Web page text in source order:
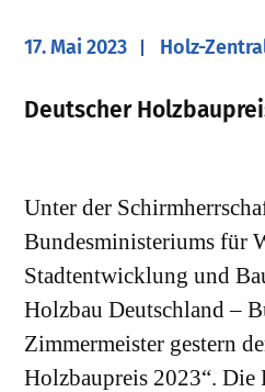
17. Mai 2023 Holz-
Deutscher
Unter der
Bundesministeriums für
Stadtentwicklung und
Holzbau Deutschland –
Zimmermeister gestern
Holzbaupreis 2023“.